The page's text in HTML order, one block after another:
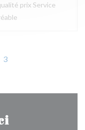
prix Service
3